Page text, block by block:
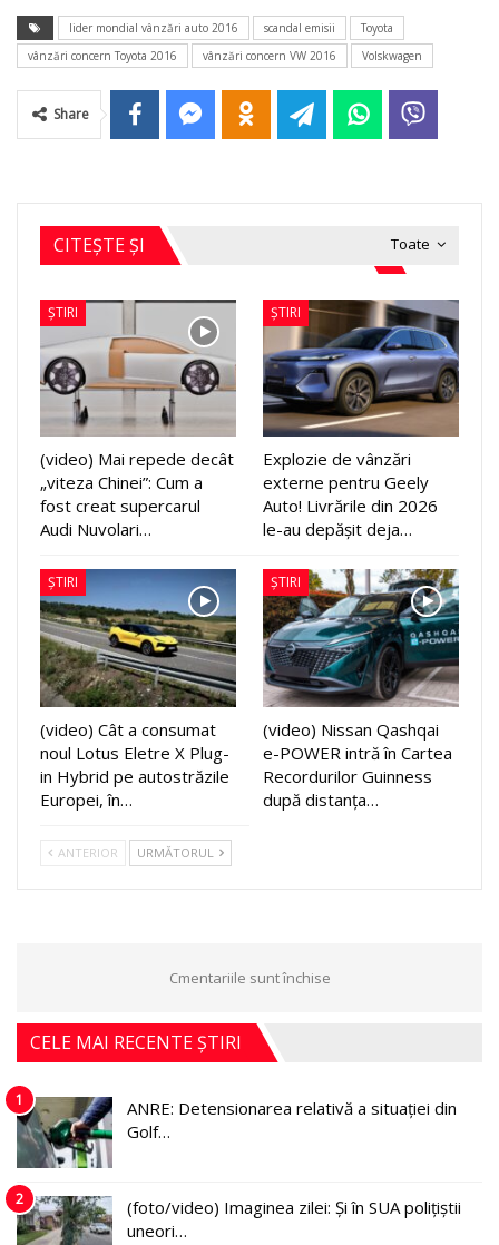
lider mondial vânzări auto 2016 scandal emisii
Toyota
vânzări concern Toyota 2016
vânzări concern VW 2016 Volskwagen
Share
Toate
CITEȘTE ȘI
ȘTIRI
(video) Mai repede decât
„viteza Chinei”: Cum a
fost creat supercarul
Audi Nuvolari…
ȘTIRI
Explozie de vânzări
externe pentru Geely
Auto! Livrările din 2026
le-au depășit deja…
ȘTIRI
(video) Cât a consumat
noul Lotus Eletre X Plug-
in Hybrid pe autostrăzile
Europei, în…
ȘTIRI
(video) Nissan Qashqai
e-POWER intră în Cartea
Recordurilor Guinness
după distanța…
ANTERIOR URMĂTORUL
Cmentariile sunt închise
CELE MAI RECENTE ȘTIRI
1
ANRE: Detensionarea relativă a situației din
Golf…
2
(foto/video) Imaginea zilei: Și în SUA polițiștii
uneori…